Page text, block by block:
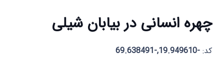
چهره انسانی در بیابان شیلی
کد: -19.949610,-69.638491